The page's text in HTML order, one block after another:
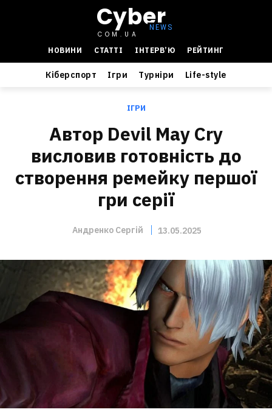
Cyber
COM.UA
НОВИНИ
СТАТТІ ІНТЕРВ’Ю РЕЙТИНГ
Кіберспорт Ігри Турніри Life-style
ІГРИ
Автор Devil May Cry
висловив готовність до
створення ремейку першої
гри серії
Андренко Сергій 13.05.2025